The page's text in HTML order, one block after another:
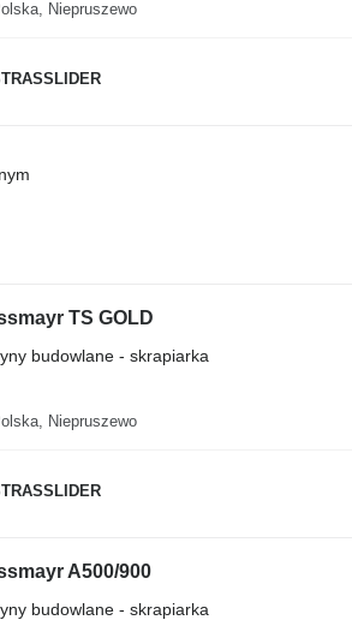
Niepruszewo
TS GOLD
budowlane - skrapiarka
Niepruszewo
A500/900
budowlane - skrapiarka